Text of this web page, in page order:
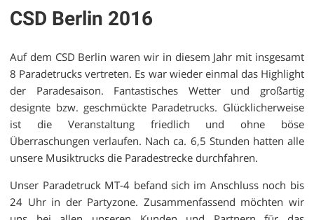
CSD Berlin 2016
Auf dem CSD Berlin waren wir in diesem Jahr mit insgesamt
8 Paradetrucks vertreten. Es war wieder einmal das Highlight
der Paradesaison. Fantastisches Wetter und großartig
designte bzw. geschmückte Paradetrucks. Glücklicherweise
ist die Veranstaltung friedlich und ohne böse
Überraschungen verlaufen. Nach ca. 6,5 Stunden hatten alle
unsere Musiktrucks die Paradestrecke durchfahren.
Unser Paradetruck MT-4 befand sich im Anschluss noch bis
24 Uhr in der Partyzone. Zusammenfassend möchten wir